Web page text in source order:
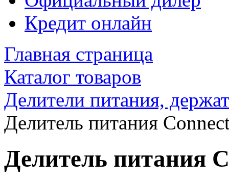
Кредит онлайн
Главная страница
Каталог товаров
Делители питания,
Делитель питания
Делитель питания